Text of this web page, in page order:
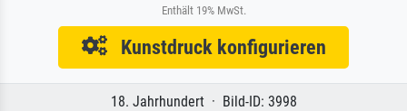
Enthält 19% MwSt.
Kunstdruck konfigurieren
18. Jahrhundert · Bild-ID: 3998